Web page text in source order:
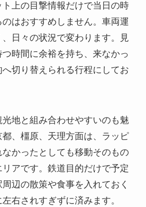
上の目撃情報だけで当日の時
はおすすめしません。車両運
日々の状況で変わります。見
時間に余裕を持ち、来なかっ
切り替えられる行程にしてお
光地と組み合わせやすいのも魅
、橿原、天理方面は、ラッピ
かったとしても移動そのもの
アです。鉄道目的だけで予定
辺の散策や食事を入れておく
右されすぎずに済みます。